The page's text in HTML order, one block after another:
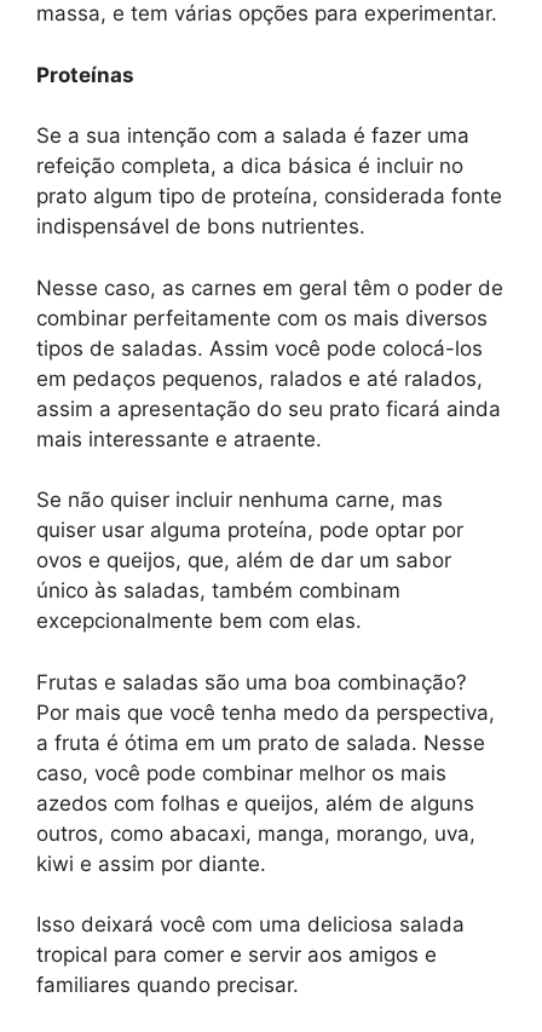
massa, e tem várias opções para experimentar.
Proteínas
Se a sua intenção com a salada é fazer uma
refeição completa, a dica básica é incluir no
prato algum tipo de proteína, considerada fonte
indispensável de bons nutrientes.
Nesse caso, as carnes em geral têm o poder de
combinar perfeitamente com os mais diversos
tipos de saladas. Assim você pode colocá-los
em pedaços pequenos, ralados e até ralados,
assim a apresentação do seu prato ficará ainda
mais interessante e atraente.
Se não quiser incluir nenhuma carne, mas
quiser usar alguma proteína, pode optar por
ovos e queijos, que, além de dar um sabor
único às saladas, também combinam
excepcionalmente bem com elas.
Frutas e saladas são uma boa combinação?
Por mais que você tenha medo da perspectiva,
a fruta é ótima em um prato de salada. Nesse
caso, você pode combinar melhor os mais
azedos com folhas e queijos, além de alguns
outros, como abacaxi, manga, morango, uva,
kiwi e assim por diante.
Isso deixará você com uma deliciosa salada
tropical para comer e servir aos amigos e
familiares quando precisar.